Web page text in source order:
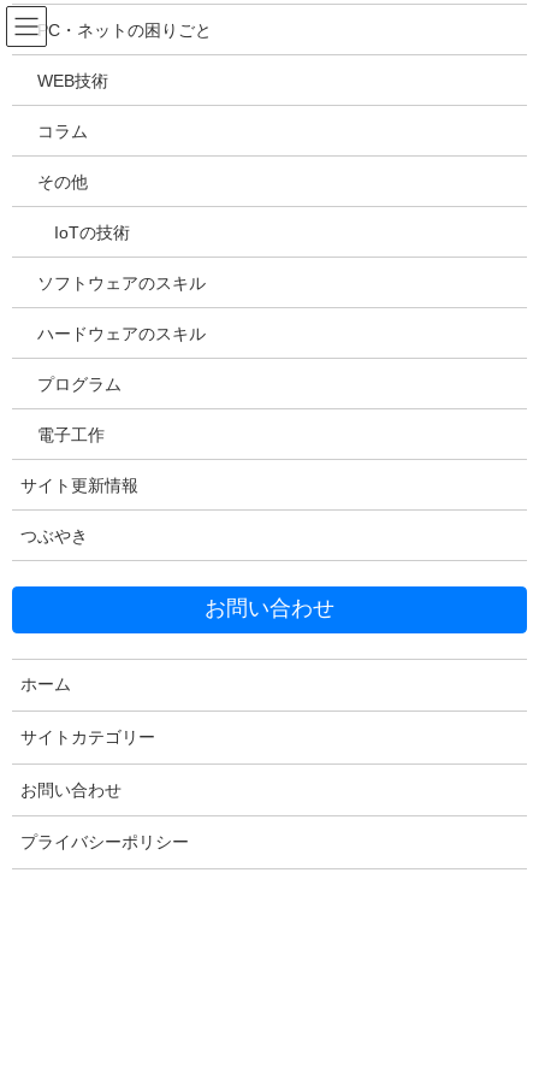
コ
ン
テ
ツ
ス
ッ
ナ
ビ
ゲ
シ
ン
移
吉川万能ＩＴ研究所
メディア
HOME
2023年8月13日
20230813144652
Facebook X Bluesky
Threads
Copy
コメントを残す
PC・ネットの困りごと
WEB技術
コラム
その他
IoTの技術
ソフトウェアのスキル
ハードウェアのスキル
プログラム
電子工作
サイト更新情報
つぶやき
お問い合わせ
ホーム
サイトカテゴリー
お問い合わせ
プライバシーポリシー